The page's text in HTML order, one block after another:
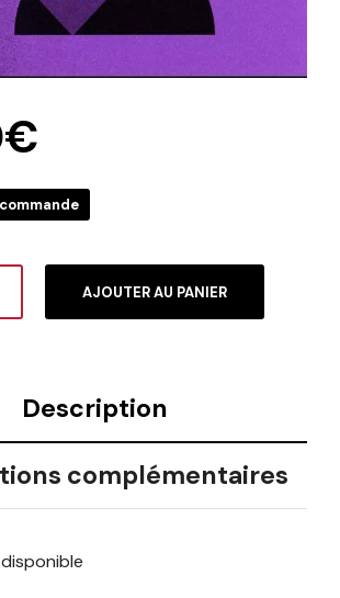
€
AJOUTER AU PANIER
Description
complémentaires